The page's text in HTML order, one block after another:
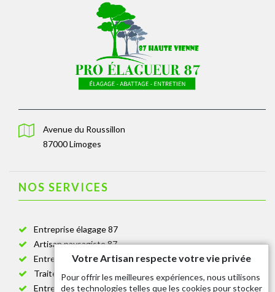
Avenue du Roussillon
87000 Limoges
NOS SERVICES
Entreprise élagage 87
Artisan paysagiste 87
Entreprise de jardinage 87
Traitement anti-chenille 87
Entreprise abattage arbre 87
Votre Artisan respecte votre vie privée
Pour offrir les meilleures expériences, nous utilisons
des technologies telles que les cookies pour stocker